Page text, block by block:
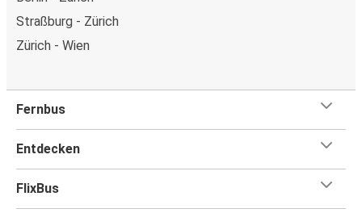
Straßburg - Zürich
Zürich - Wien
Fernbus
Entdecken
FlixBus